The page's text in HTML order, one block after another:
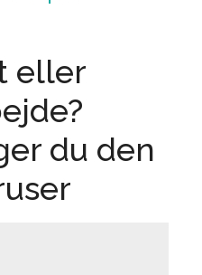
eller
du den